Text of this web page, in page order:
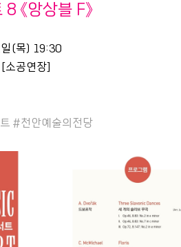
《앙상블 F》
일(목) 19:30
소공연장]
#천안예술의전당